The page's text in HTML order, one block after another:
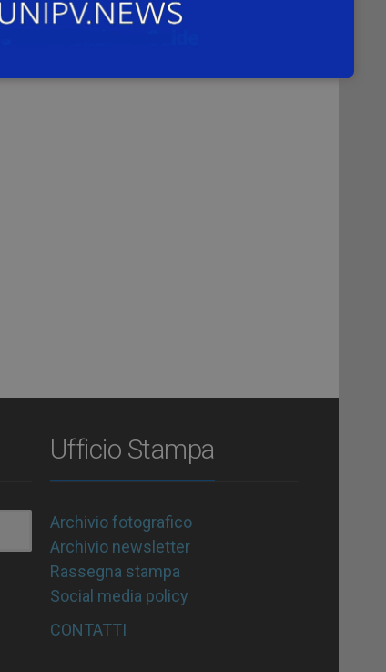
Ufficio Stampa
Archivio fotografico
Archivio newsletter
Rassegna stampa
Social media policy
CONTATTI